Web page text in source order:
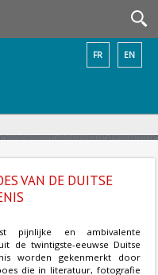
EN
FR
VAN DE DUITSE
pijnlijke en ambivalente
de twintigste-eeuwse Duitse
worden gekenmerkt door
die in literatuur, fotografie